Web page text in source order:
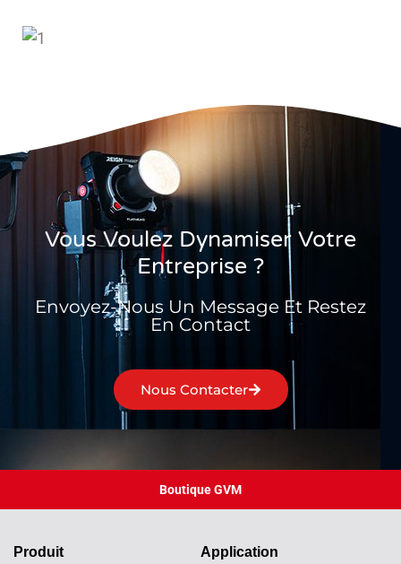
Vous Voulez Dynamiser Votre
Entreprise ?
Envoyez-Nous Un Message Et Restez
En Contact
Nous Contacter
Boutique GVM
Produit Application